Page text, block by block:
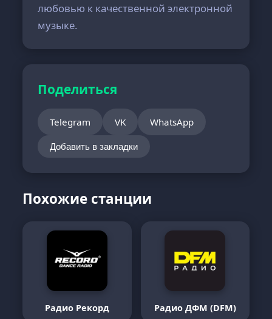
любовью к качественной электронной
музыке.
Поделиться
Telegram VK WhatsApp
Добавить в закладки
Похожие станции
Радио Рекорд Радио ДФМ (DFM)